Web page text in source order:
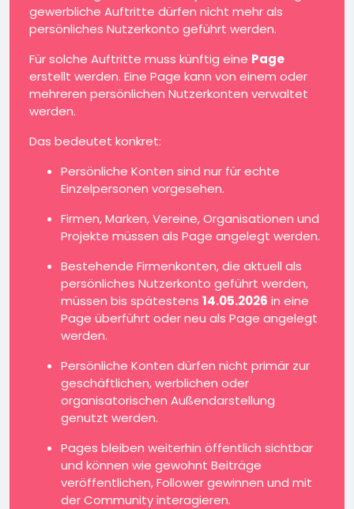
gewerbliche Auftritte dürfen nicht mehr als
persönliches Nutzerkonto geführt werden.
Für solche Auftritte muss künftig eine Page
erstellt werden. Eine Page kann von einem oder
mehreren persönlichen Nutzerkonten verwaltet
werden.
Das bedeutet konkret:
Persönliche Konten sind nur für echte
Einzelpersonen vorgesehen.
Firmen, Marken, Vereine, Organisationen und
Projekte müssen als Page angelegt werden.
Bestehende Firmenkonten, die aktuell als
persönliches Nutzerkonto geführt werden,
müssen bis spätestens 14.05.2026 in eine
Page überführt oder neu als Page angelegt
werden.
Persönliche Konten dürfen nicht primär zur
geschäftlichen, werblichen oder
organisatorischen Außendarstellung
genutzt werden.
Pages bleiben weiterhin öffentlich sichtbar
und können wie gewohnt Beiträge
veröffentlichen, Follower gewinnen und mit
der Community interagieren.